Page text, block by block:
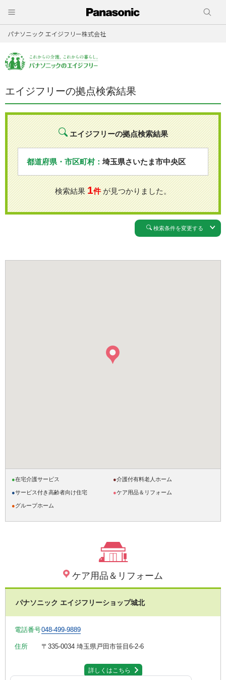
パナソニック エイジフリー株式会社
エイジフリーの拠点検索結果
エイジフリーの拠点検索結果
都道府県・市区町村：埼玉県さいたま市中央区
検索結果1件が見つかりました。
検索条件を変更する
●在宅介護サービス ●介護付有料老人ホーム
●サービス付き高齢者向け住宅 ●ケア用品＆リフォーム
●グループホーム
ケア用品＆リフォーム
パナソニック エイジフリーショップ城北
電話番号048-499-9889
住所 〒335-0034 埼玉県戸田市笹目6-2-6
詳しくはこちら